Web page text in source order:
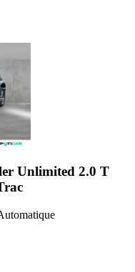
Unlimited 2.0 T